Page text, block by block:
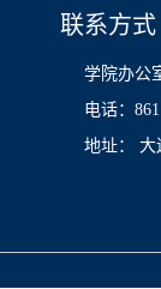
联系方式
学院办公
电话：
地址： 大